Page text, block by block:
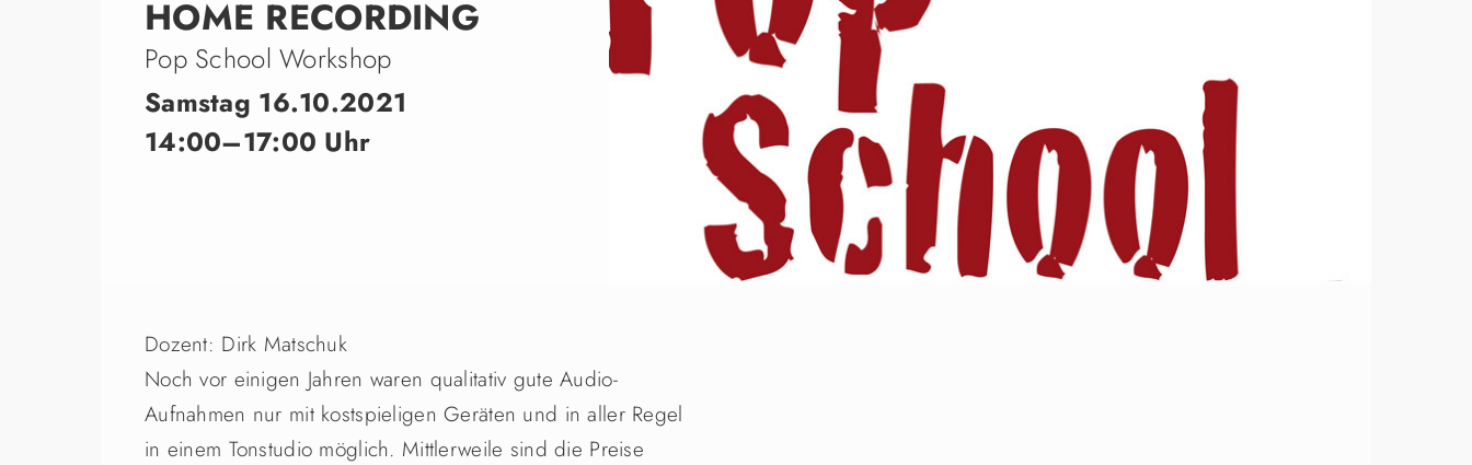
HOME RECORDING
Pop School Workshop
Samstag 16.10.2021
14:00–17:00 Uhr
Dozent: Dirk Matschuk
Noch vor einigen Jahren waren qualitativ gute Audio-
Aufnahmen nur mit kostspieligen Geräten und in aller Regel
in einem Tonstudio möglich. Mittlerweile sind die Preise